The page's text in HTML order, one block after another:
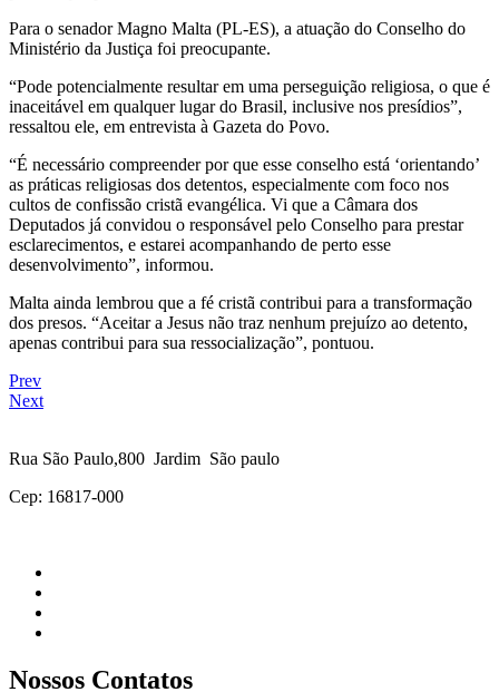
Para o senador Magno Malta (PL-ES), a atuação do Conselho do
Ministério da Justiça foi preocupante.
“Pode potencialmente resultar em uma perseguição religiosa, o que é
inaceitável em qualquer lugar do Brasil, inclusive nos presídios”,
ressaltou ele, em entrevista à Gazeta do Povo.
“É necessário compreender por que esse conselho está ‘orientando’
as práticas religiosas dos detentos, especialmente com foco nos
cultos de confissão cristã evangélica. Vi que a Câmara dos
Deputados já convidou o responsável pelo Conselho para prestar
esclarecimentos, e estarei acompanhando de perto esse
desenvolvimento”, informou.
Malta ainda lembrou que a fé cristã contribui para a transformação
dos presos. “Aceitar a Jesus não traz nenhum prejuízo ao detento,
apenas contribui para sua ressocialização”, pontuou.
Prev
Next
Rua São Paulo,800 Jardim São paulo
Cep: 16817-000
Nossos Contatos